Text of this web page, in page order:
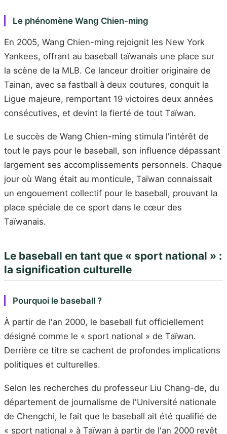
Le phénomène Wang Chien-ming
En 2005, Wang Chien-ming rejoignit les New York
Yankees, offrant au baseball taïwanais une place sur
la scène de la MLB. Ce lanceur droitier originaire de
Tainan, avec sa fastball à deux coutures, conquit la
Ligue majeure, remportant 19 victoires deux années
consécutives, et devint la fierté de tout Taïwan.
Le succès de Wang Chien-ming stimula l'intérêt de
tout le pays pour le baseball, son influence dépassant
largement ses accomplissements personnels. Chaque
jour où Wang était au monticule, Taïwan connaissait
un engouement collectif pour le baseball, prouvant la
place spéciale de ce sport dans le cœur des
Taïwanais.
Le baseball en tant que « sport national » :
la signification culturelle
Pourquoi le baseball ?
À partir de l'an 2000, le baseball fut officiellement
désigné comme le « sport national » de Taïwan.
Derrière ce titre se cachent de profondes implications
politiques et culturelles.
Selon les recherches du professeur Liu Chang-de, du
département de journalisme de l'Université nationale
de Chengchi, le fait que le baseball ait été qualifié de
« sport national » à Taïwan à partir de l'an 2000 revêt